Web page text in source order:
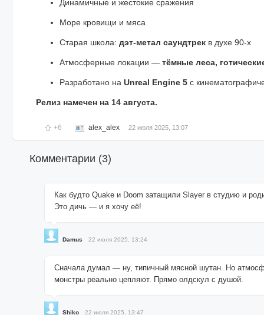
Динамичные и жестокие сражения
Море кровищи и мяса
Старая школа: дэт-метал саундтрек в духе 90-х
Атмосферные локации — тёмные леса,
Разработано на Unreal Engine 5 с
Релиз намечен на 14 августа.
+6 alex_alex 22 июля 2025, 13:07
Комментарии (3)
Как будто Quake и Doom затащили Slayer в студию и
Это дичь — и я хочу её!
Damus 22 июля 2025, 13:24
Сначала думал — ну, типичный мясной шутан. Но
монстры реально цепляют. Прямо олдскул с душой.
Shiko 22 июля 2025, 13:47